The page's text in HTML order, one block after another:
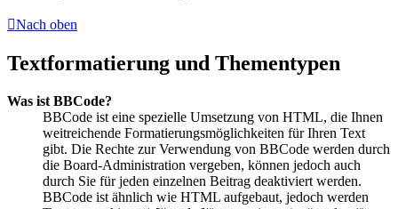
Nach oben
Textformatierung und Thementypen
Was ist BBCode?
BBCode ist eine spezielle Umsetzung von HTML, die Ihnen
weitreichende Formatierungsmöglichkeiten für Ihren Text
gibt. Die Rechte zur Verwendung von BBCode werden durch
die Board-Administration vergeben, können jedoch auch
durch Sie für jeden einzelnen Beitrag deaktiviert werden.
BBCode ist ähnlich wie HTML aufgebaut, jedoch werden